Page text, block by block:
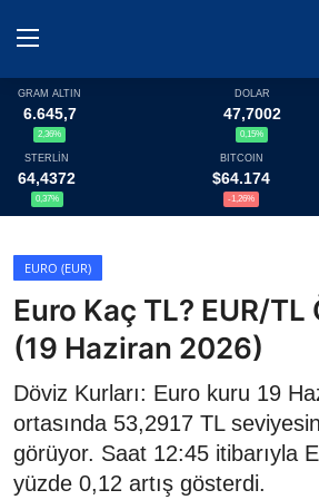
Haberler
Döviz
Altın Fiyatları
Döviz Kurları
Fonlar
Kripto Paralar
Çeviriciler
GRAM ALTIN
6.645,7
2,36%
DOLAR
47,7002
0,15%
STERLİN
64,4372
0,37%
BITCOIN
$64.174
-1,26%
EURO (EUR)
Euro Kaç TL? EUR/TL
(19 Haziran 2026)
Döviz Kurları: Euro kuru 19
ortasında 53,2917 TL
görüyor. Saat 12:45 itibarıyla
yüzde 0,12 artış gösterdi.